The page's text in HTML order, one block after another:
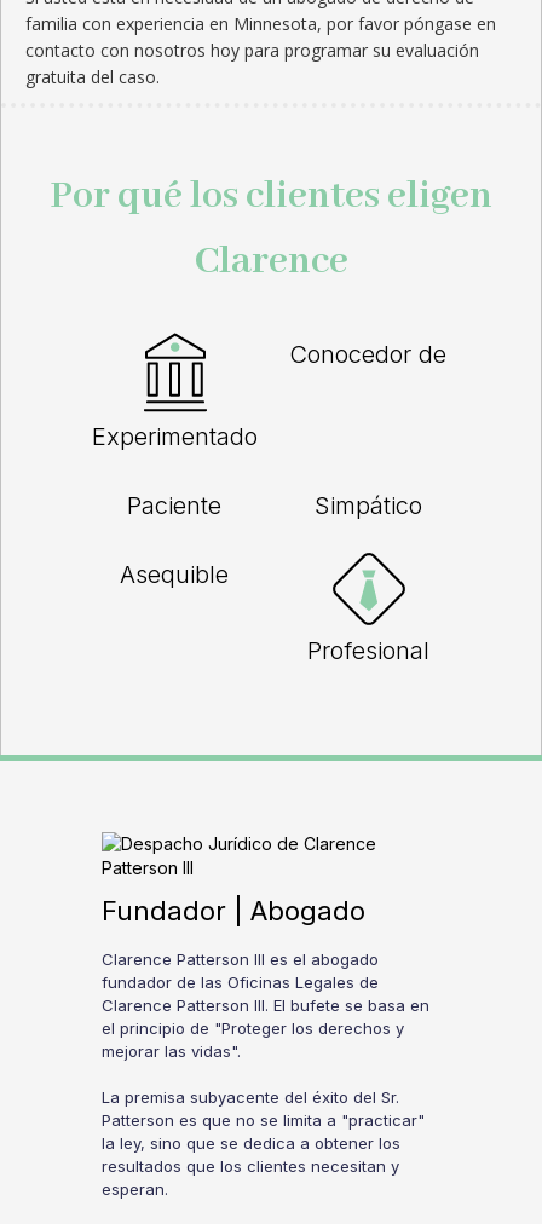
familia con experiencia en Minnesota, por favor póngase en
contacto con nosotros hoy para programar su evaluación
gratuita del caso.
Por qué los clientes eligen
Clarence
Experimentado
Conocedor de
Paciente Simpático
Asequible
Profesional
Fundador | Abogado
Clarence Patterson III es el abogado
fundador de las Oficinas Legales de
Clarence Patterson III. El bufete se basa en
el principio de "Proteger los derechos y
mejorar las vidas".
La premisa subyacente del éxito del Sr.
Patterson es que no se limita a "practicar"
la ley, sino que se dedica a obtener los
resultados que los clientes necesitan y
esperan.